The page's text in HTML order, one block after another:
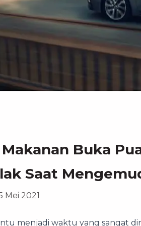
Buka
Saat
Mei 2021
menjadi waktu yang sangat